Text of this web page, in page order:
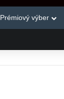
Prémiový výber